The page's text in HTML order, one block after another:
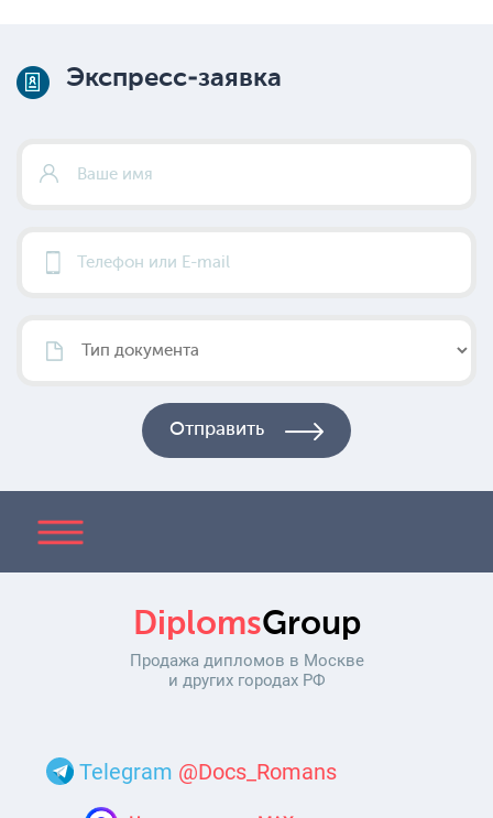
Экспресс-заявка
DiplomsGroup
Продажа дипломов в Москве
и других городах РФ
Telegram @Docs_Romans